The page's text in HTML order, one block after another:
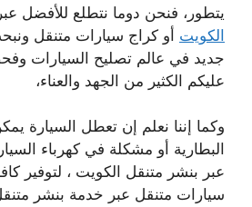
يتطور، فنحن دوما نتطلع للأفضل عبر
الكويت أو كراج سيارات متنقل
جديد في عالم تصليح السيارات
عليكم الكثير من الجهد والعناء،
وكما إننا نعلم إن تعطل السيارة
البطارية أو مشكلة في كهرباء
عبر بنشر متنقل الكويت ، لتوفير
سيارات متنقل عبر خدمة بنشر